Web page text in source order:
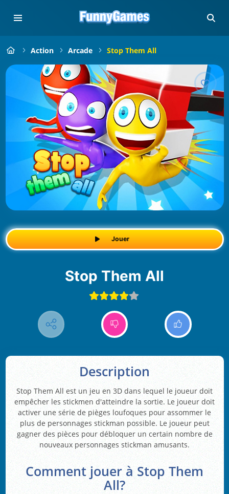
Action Arcade Stop Them All
Jouer
Stop Them All
Description
Stop Them All est un jeu en 3D dans lequel le joueur doit
empêcher les stickmen d'atteindre la sortie. Le joueur doit
activer une série de pièges loufoques pour assommer le
plus de personnages stickman possible. Le joueur peut
gagner des pièces pour débloquer un certain nombre de
nouveaux personnages stickman amusants.
Comment jouer à Stop Them
All?